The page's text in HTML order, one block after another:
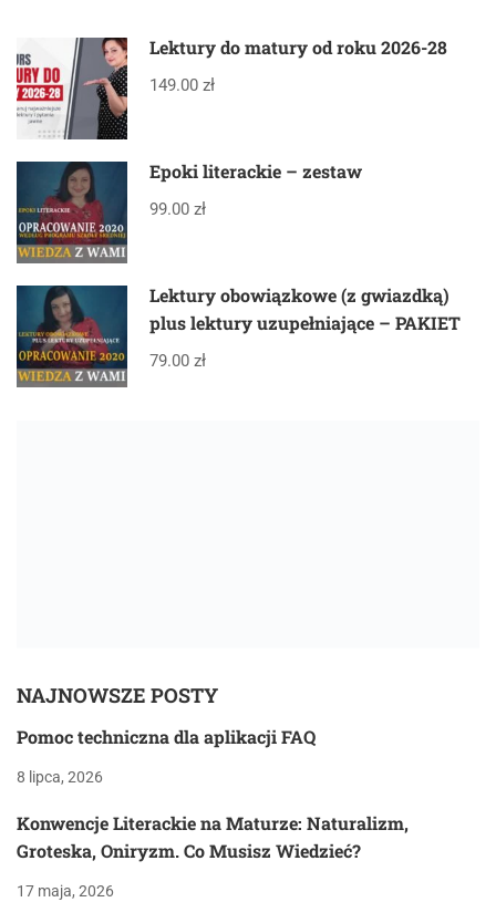
Lektury do matury od roku 2026-28
149.00 zł
Epoki literackie – zestaw
99.00 zł
Lektury obowiązkowe (z gwiazdką)
plus lektury uzupełniające – PAKIET
79.00 zł
NAJNOWSZE POSTY
Pomoc techniczna dla aplikacji FAQ
8 lipca, 2026
Konwencje Literackie na Maturze: Naturalizm,
Groteska, Oniryzm. Co Musisz Wiedzieć?
17 maja, 2026